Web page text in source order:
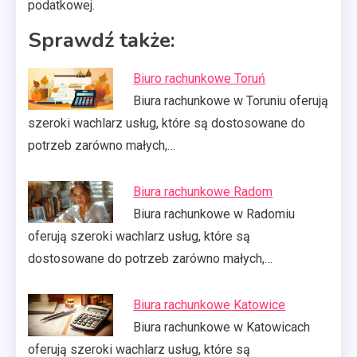
podatkowej.
Sprawdź także:
Biuro rachunkowe Toruń
Biura rachunkowe w Toruniu oferują
szeroki wachlarz usług, które są dostosowane do
potrzeb zarówno małych,…
Biura rachunkowe Radom
Biura rachunkowe w Radomiu
oferują szeroki wachlarz usług, które są
dostosowane do potrzeb zarówno małych,…
Biura rachunkowe Katowice
Biura rachunkowe w Katowicach
oferują szeroki wachlarz usług, które są